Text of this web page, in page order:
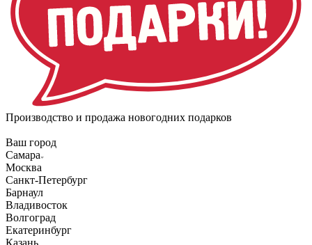
Производство и продажа новогодних подарков
Ваш город
Самара
Москва
Санкт-Петербург
Барнаул
Владивосток
Волгоград
Екатеринбург
Казань